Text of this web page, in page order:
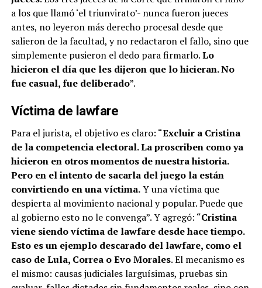
a los que llamó ‘el triunvirato’- nunca fueron jueces
antes, no leyeron más derecho procesal desde que
salieron de la facultad, y no redactaron el fallo, sino que
simplemente pusieron el dedo para firmarlo.Lo
hicieron el día que les dijeron que lo hicieran. No
fue casual, fue deliberado”.
Víctima de lawfare
Para el jurista, el objetivo es claro: “Excluir a Cristina
de la competencia electoral. La proscriben como ya
hicieron en otros momentos de nuestra historia.
Pero en el intento de sacarla del juego la están
convirtiendo en una víctima.Y una víctima que
despierta al movimiento nacional y popular. Puede que
al gobierno esto no le convenga”. Y agregó: “Cristina
viene siendo víctima de lawfare desde hace tiempo.
Esto es un ejemplo descarado del lawfare, como el
caso de Lula, Correa o Evo Morales. El mecanismo es
el mismo: causas judiciales larguísimas, pruebas sin